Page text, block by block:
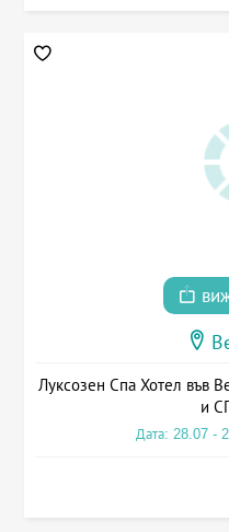
Луксозен Спа Хотел във
и
Дата: 28.07 -